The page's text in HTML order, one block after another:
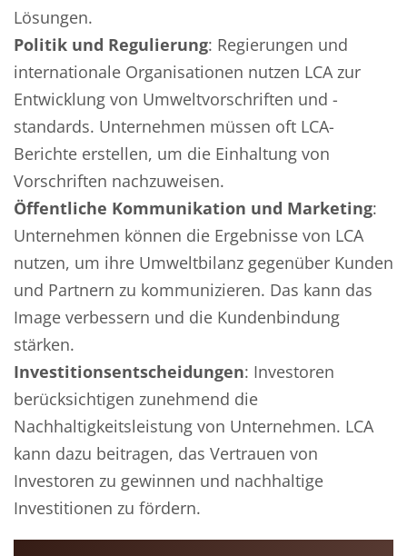
Lösungen.
Politik und Regulierung: Regierungen und
internationale Organisationen nutzen LCA zur
Entwicklung von Umweltvorschriften und -
standards. Unternehmen müssen oft LCA-
Berichte erstellen, um die Einhaltung von
Vorschriften nachzuweisen.
Öffentliche Kommunikation und Marketing:
Unternehmen können die Ergebnisse von LCA
nutzen, um ihre Umweltbilanz gegenüber Kunden
und Partnern zu kommunizieren. Das kann das
Image verbessern und die Kundenbindung
stärken.
Investitionsentscheidungen: Investoren
berücksichtigen zunehmend die
Nachhaltigkeitsleistung von Unternehmen. LCA
kann dazu beitragen, das Vertrauen von
Investoren zu gewinnen und nachhaltige
Investitionen zu fördern.